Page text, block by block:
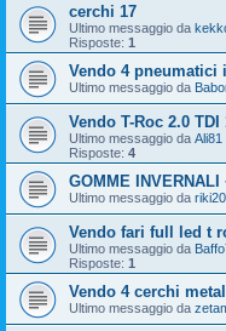
cerchi 17
Ultimo messaggio da
Risposte: 1
Vendo 4 pneumatici
Ultimo messaggio da
Vendo T-Roc 2.0
Ultimo messaggio da Ali81
Risposte: 4
GOMME INVERNALI
Ultimo messaggio da riki20
Vendo fari full led t
Ultimo messaggio da
Risposte: 1
Vendo 4 cerchi
Ultimo messaggio da